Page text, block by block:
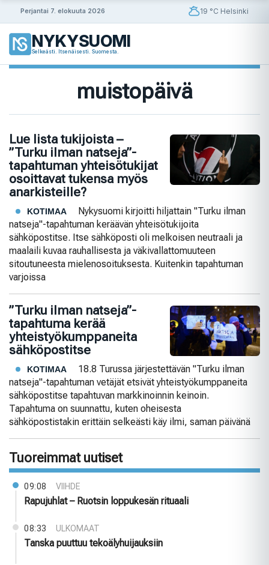
Perjantai 7. elokuuta 2026 19 °C Helsinki
NYKYSUOMI
Selkeästi. Itsenäisesti. Suomesta.
muistopäivä
Lue lista tukijoista –
”Turku ilman natseja”-
tapahtuman yhteisötukijat
osoittavat tukensa myös
anarkisteille?
KOTIMAA
Nykysuomi kirjoitti hiljattain "Turku ilman
natseja"-tapahtuman keräävän yhteisötukijoita
sähköpostitse. Itse sähköposti oli melkoisen neutraali ja
maalaili kuvaa rauhallisesta ja väkivallattomuuteen
sitoutuneesta mielenosoituksesta. Kuitenkin tapahtuman
varjoissa
”Turku ilman natseja”-
tapahtuma kerää
yhteistyökumppaneita
sähköpostitse
KOTIMAA
18.8 Turussa järjestettävän "Turku ilman
natseja"-tapahtuman vetäjät etsivät yhteistyökumppaneita
sähköpostitse tapahtuvan markkinoinnin keinoin.
Tapahtuma on suunnattu, kuten oheisesta
sähköpostistakin erittäin selkeästi käy ilmi, saman päivänä
Tuoreimmat uutiset
09:08 VIIHDE
Rapujuhlat – Ruotsin loppukesän rituaali
08:33 ULKOMAAT
Tanska puuttuu tekoälyhuijauksiin